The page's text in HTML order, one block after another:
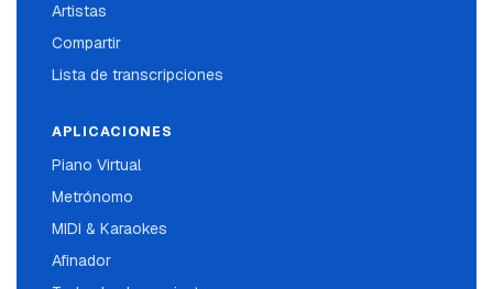
Artistas
Compartir
Lista de transcripciones
APLICACIONES
Piano Virtual
Metrónomo
MIDI & Karaokes
Afinador